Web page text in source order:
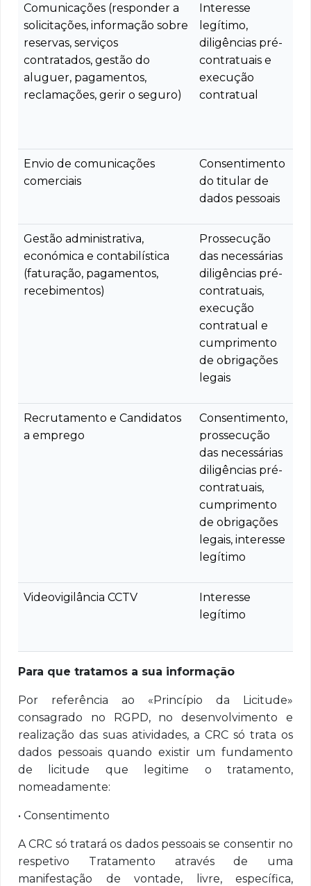
Comunicações (responder a
solicitações, informação sobre
reservas, serviços
contratados, gestão do
aluguer, pagamentos,
reclamações, gerir o seguro)
Interesse
legítimo,
diligências pré-
contratuais e
execução
contratual
Envio de comunicações
comerciais
Consentimento
do titular de
dados pessoais
Gestão administrativa,
económica e contabilística
(faturação, pagamentos,
recebimentos)
Prossecução
das necessárias
diligências pré-
contratuais,
execução
contratual e
cumprimento
de obrigações
legais
Recrutamento e Candidatos
a emprego
Consentimento,
prossecução
das necessárias
diligências pré-
contratuais,
cumprimento
de obrigações
legais, interesse
legítimo
Videovigilância CCTV
Interesse
legítimo
Para que tratamos a sua informação
Por referência ao «Princípio da Licitude»
consagrado no RGPD, no desenvolvimento e
realização das suas atividades, a CRC só trata os
dados pessoais quando existir um fundamento
de licitude que legitime o tratamento,
nomeadamente:
• Consentimento
A CRC só tratará os dados pessoais se consentir no
respetivo Tratamento através de uma
manifestação de vontade, livre, específica,